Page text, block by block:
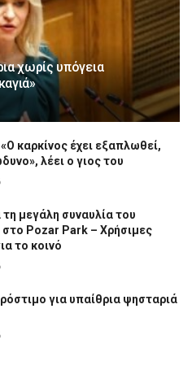
χωρίς υπόγεια
καρκίνος έχει εξαπλωθεί,
λέει ο γιος του
μεγάλη συναυλία του
Pozar Park – Χρήσιμες
το κοινό
για υπαίθρια ψησταριά